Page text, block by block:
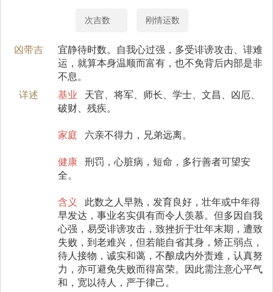
次吉数 刚情运数
凶带吉
宜静待时数。自我心过强，多受诽谤攻击、诽难
运，就算本身温顺而富有，也不免背后内部是非
不息。
详述
基业
天官、将军、师长、学士、文昌、凶厄、
破财、残疾。
家庭 六亲不得力，兄弟远离。
健康
刑罚，心脏病，短命，多行善者可望安
全。
含义
此数之人早熟，发育良好，壮年或中年得
早发达，事业名实俱有而令人羡慕。但多因自我
心强，易受诽谤攻击，致挫折于壮年末期，遭致
失败，到老难兴，但若能自省其身，矫正弱点，
待人接物，诚实和蔼，不酿成内外责难，认真努
力，亦可避免失败而得富荣。因此需注意心平气
和，宽以待人，严于律己。